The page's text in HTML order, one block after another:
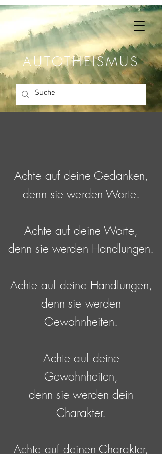
AUTOTHEISMUS
Achte auf deine Gedanken,
denn sie werden Worte.
Achte auf deine Worte,
denn sie werden Handlungen.
Achte auf deine Handlungen,
denn sie werden
Gewohnheiten.
Achte auf deine
Gewohnheiten,
denn sie werden dein
Charakter.
Achte auf deinen Charakter,